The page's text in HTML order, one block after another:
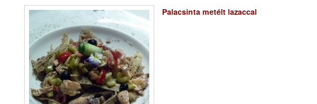
Palacsinta metélt lazaccal